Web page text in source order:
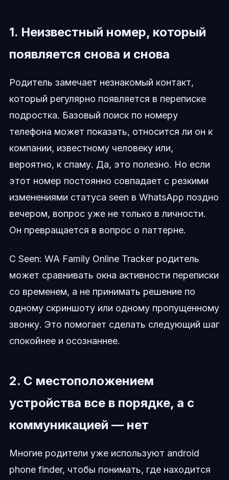
1. Неизвестный номер, который
появляется снова и снова
Родитель замечает незнакомый контакт,
который регулярно появляется в переписке
подростка. Базовый поиск по номеру
телефона может показать, относится ли он к
компании, известному человеку или,
вероятно, к спаму. Да, это полезно. Но если
этот номер постоянно совпадает с резкими
изменениями статуса seen в WhatsApp поздно
вечером, вопрос уже не только в личности.
Он превращается в вопрос о паттерне.
С Seen: WA Family Online Tracker родитель
может сравнивать окна активности переписки
со временем, а не принимать решение по
одному скриншоту или одному пропущенному
звонку. Это помогает сделать следующий шаг
спокойнее и осознаннее.
2. С местоположением
устройства все в порядке, а с
коммуникацией — нет
Многие родители уже используют android
phone finder, чтобы понимать, где находится